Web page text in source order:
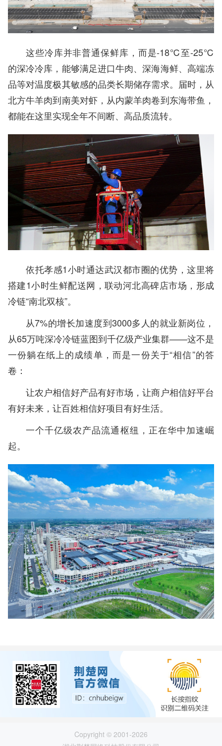
这些冷库并非普通保鲜库，而是-18℃至-25℃
的深冷冷库，能够满足进口牛肉、深海海鲜、高端冻
品等对温度极其敏感的品类长期储存需求。届时，从
北方牛羊肉到南美对虾，从内蒙羊肉卷到东海带鱼，
都能在这里实现全年不间断、高品质流转。
依托孝感1小时通达武汉都市圈的优势，这里将
搭建1小时生鲜配送网，联动河北高碑店市场，形成
冷链“南北双核”。
从7%的增长加速度到3000多人的就业新岗位，
从65万吨深冷冷链蓝图到千亿级产业集群——这不是
一份躺在纸上的成绩单，而是一份关于“相信”的答
卷：
让农户相信好产品有好市场，让商户相信好平台
有好未来，让百姓相信好项目有好生活。
一个千亿级农产品流通枢纽，正在华中加速崛
起。
Copyright © 2001-2026